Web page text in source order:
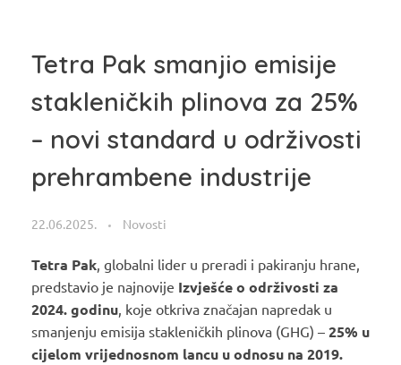
Tetra Pak smanjio emisije
stakleničkih plinova za 25%
– novi standard u održivosti
prehrambene industrije
22.06.2025. Novosti
Tetra Pak , globalni lider u preradi i pakiranju hrane,
predstavio je najnovije Izvješće o održivosti za
2024. godinu , koje otkriva značajan napredak u
smanjenju emisija stakleničkih plinova (GHG) – 25% u
cijelom vrijednosnom lancu u odnosu na 2019.